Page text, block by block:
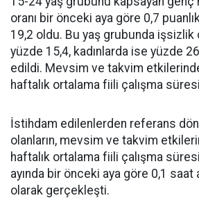
oranı bir önceki aya göre 0,7
19,2 oldu. Bu yaş grubunda işsizlik
yüzde 15,4, kadınlarda ise yüzde
edildi. Mevsim ve takvim
haftalık ortalama fiili çalışma
İstihdam edilenlerden referans
olanların, mevsim ve takvim
haftalık ortalama fiili çalışma
ayında bir önceki aya göre 0,1
olarak gerçekleşti.